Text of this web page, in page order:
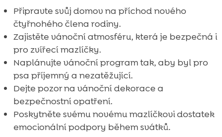
 Fotografování a vytváření vzpomínek
 Výběr vánočních outfitů pro psy

Vánoční dekorace vhodné pro domácí
mazlíčky
 Chystání se na venkovní zimní aktivity
Zvládání návštěvníků během Vánoc
Vytváření bezpečného a pohodlného
prostředí
 Závěr
Připravte svůj domov na příchod nového
čtyřnohého člena rodiny.
Zajistěte vánoční atmosféru, která je bezpečná i
pro zvířecí mazlíčky.
Naplánujte vánoční program tak, aby byl pro
psa příjemný a nezatěžující.
Dejte pozor na vánoční dekorace a
bezpečnostní opatření.
Poskytněte svému novému mazlíčkovi dostatek
emocionální podpory během svátků.